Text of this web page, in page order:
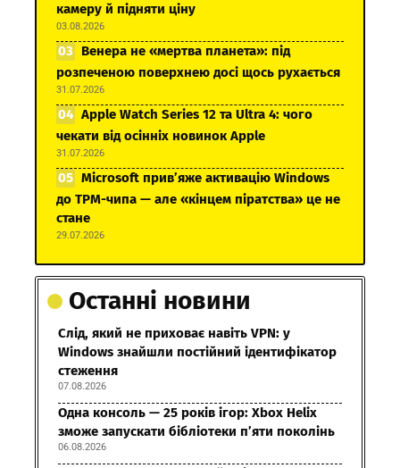
камеру й підняти ціну
03.08.2026
Венера не «мертва планета»: під
розпеченою поверхнею досі щось рухається
31.07.2026
Apple Watch Series 12 та Ultra 4: чого
чекати від осінніх новинок Apple
31.07.2026
Microsoft прив’яже активацію Windows
до TPM-чипа — але «кінцем піратства» це не
стане
29.07.2026
Останні новини
Слід, який не приховає навіть VPN: у
Windows знайшли постійний ідентифікатор
стеження
07.08.2026
Одна консоль — 25 років ігор: Xbox Helix
зможе запускати бібліотеки п’яти поколінь
06.08.2026